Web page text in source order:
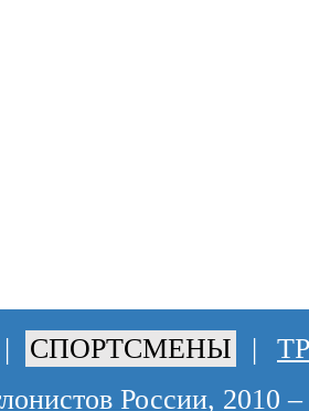
| СПОРТСМЕНЫ |
России, 2010